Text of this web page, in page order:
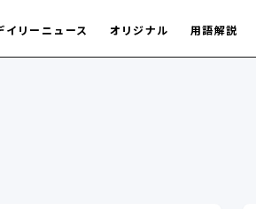
イリーニュース オリジナル 用語解説